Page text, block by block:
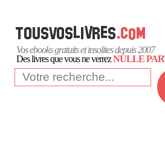
Vos ebooks gratuits et insolites depuis 2007
Des livres que vous ne verrezNULLE